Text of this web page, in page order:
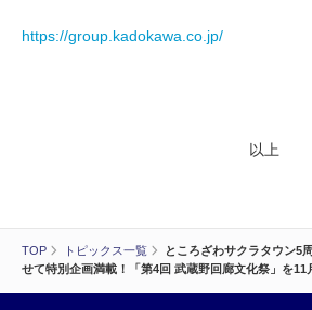
TOP トピックス一覧
ところざわサクラタウン5
せて特別企画満載！「第4回 武蔵野回廊文化祭」を11
https://group.kadokawa.co.jp/
以上